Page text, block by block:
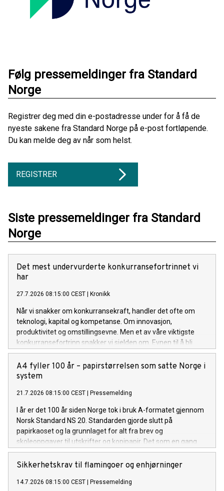
Følg pressemeldinger fra Standard
Norge
Registrer deg med din e-postadresse under for å få de
nyeste sakene fra Standard Norge på e-post fortløpende.
Du kan melde deg av når som helst.
REGISTRER
Siste pressemeldinger fra Standard
Norge
Det mest undervurderte konkurransefortrinnet vi
har
27.7.2026 08:15:00 CEST | Kronikk
Når vi snakker om konkurransekraft, handler det ofte om
teknologi, kapital og kompetanse. Om innovasjon,
produktivitet og omstillingsevne. Men et av våre viktigste
konkurransefortrinn snakker vi sjelden om. Evnen til å bli
enige.
A4 fyller 100 år – papirstørrelsen som satte Norge i
system
21.7.2026 08:15:00 CEST | Pressemelding
I år er det 100 år siden Norge tok i bruk A-formatet gjennom
Norsk Standard NS 20. Standarden gjorde slutt på
papirkaoset og la grunnlaget for alt fra brev og
skoleoppgaver til utskrifter og kopipapir. Det som en gang
var en liten revolusjon på kontoret, er i dag en selvfølge.
Sikkerhetskrav til flamingoer og enhjørninger
14.7.2026 08:15:00 CEST | Pressemelding